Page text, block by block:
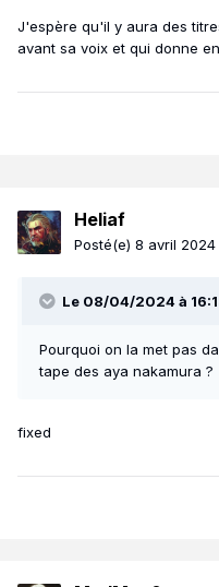
J'espère qu'il y aura des
avant sa voix et qui donne
Heliaf
Posté(e) 8 avril 2024
Le 08/04/2024 à
Pourquoi on la met pas
tape des aya nakamura ?
fixed